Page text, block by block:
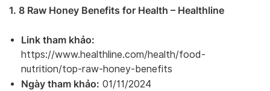
1. 8 Raw Honey Benefits for Health – Healthline
Link tham khảo:
https://www.healthline.com/health/food-
nutrition/top-raw-honey-benefits
Ngày tham khảo: 01/11/2024